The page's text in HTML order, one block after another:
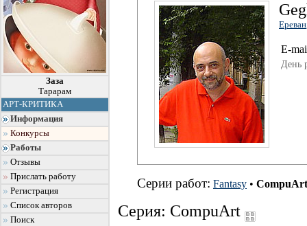
Заза
Тарарам
АРТ-КРИТИКА
Информация
Конкурсы
Работы
Отзывы
Прислать работу
Регистрация
Список авторов
Поиск
Ереван
E-
День
Серии работ: Fantasy • CompuArt
Серия: CompuArt